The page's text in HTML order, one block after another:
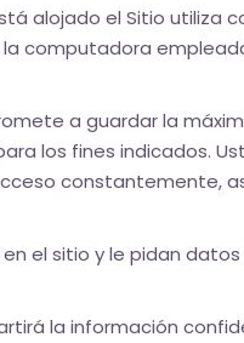
alojado el Sitio utiliza
computadora empleada
a guardar la
los fines indicados.
constantemente,
el sitio y le pidan datos
la información